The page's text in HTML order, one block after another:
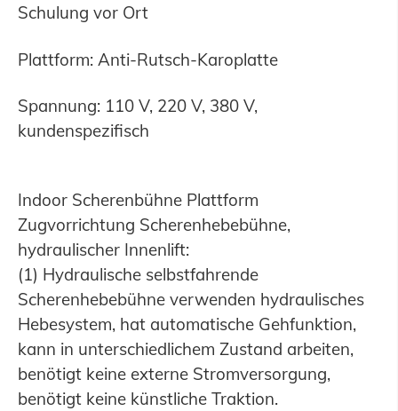
Schulung vor Ort
Plattform: Anti-Rutsch-Karoplatte
Spannung: 110 V, 220 V, 380 V,
kundenspezifisch
Indoor Scherenbühne Plattform
Zugvorrichtung Scherenhebebühne,
hydraulischer Innenlift:
(1) Hydraulische selbstfahrende
Scherenhebebühne verwenden hydraulisches
Hebesystem, hat automatische Gehfunktion,
kann in unterschiedlichem Zustand arbeiten,
benötigt keine externe Stromversorgung,
benötigt keine künstliche Traktion.